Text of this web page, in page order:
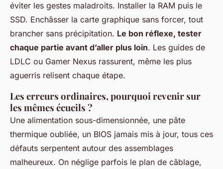
éviter les gestes maladroits. Installer la RAM puis le
SSD. Enchâsser la carte graphique sans forcer, tout
brancher sans précipitation. Le bon réflexe, tester
chaque partie avant d’aller plus loin. Les guides de
LDLC ou Gamer Nexus rassurent, même les plus
aguerris relisent chaque étape.
Les erreurs ordinaires, pourquoi revenir sur
les mêmes écueils ?
Une alimentation sous-dimensionnée, une pâte
thermique oubliée, un BIOS jamais mis à jour, tous ces
défauts serpentent autour des assemblages
malheureux. On néglige parfois le plan de câblage,